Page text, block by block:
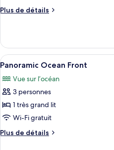
chambre :
Front
Plus de détails
Plus
Superior
Ocean
Front
Afficher
toutes
les
photos
pour
ce
type
de
5
Panoramic Ocean Front
Vue sur l’océan
3 personnes
1 très grand lit
Wi-Fi gratuit
Plus de détails
Plus